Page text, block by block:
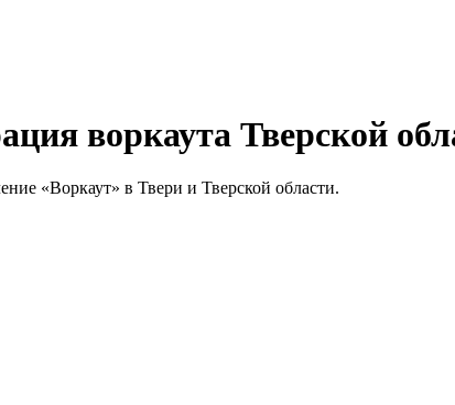
воркаута Тверской
«Воркаут» в Твери и Тверской области.